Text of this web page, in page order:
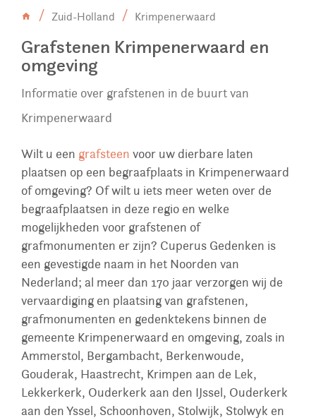
Zuid-Holland Krimpenerwaard
Grafstenen Krimpenerwaard en
omgeving
Informatie over grafstenen in de buurt van
Krimpenerwaard
Wilt u een grafsteen voor uw dierbare laten
plaatsen op een begraafplaats in Krimpenerwaard
of omgeving? Of wilt u iets meer weten over de
begraafplaatsen in deze regio en welke
mogelijkheden voor grafstenen of
grafmonumenten er zijn? Cuperus Gedenken is
een gevestigde naam in het Noorden van
Nederland; al meer dan 170 jaar verzorgen wij de
vervaardiging en plaatsing van grafstenen,
grafmonumenten en gedenktekens binnen de
gemeente Krimpenerwaard en omgeving, zoals in
Ammerstol, Bergambacht, Berkenwoude,
Gouderak, Haastrecht, Krimpen aan de Lek,
Lekkerkerk, Ouderkerk aan den IJssel, Ouderkerk
aan den Yssel, Schoonhoven, Stolwijk, Stolwyk en